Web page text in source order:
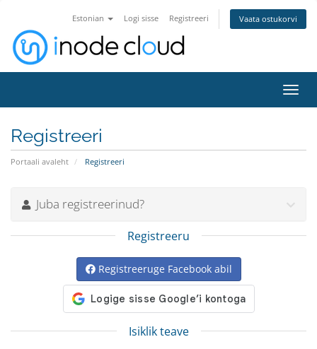
Estonian Logi sisse Registreeri Vaata ostukorvi
Registreeri
Portaali avaleht Registreeri
Juba registreerinud?
Registreeru
Registreeruge Facebook abil
Isiklik teave